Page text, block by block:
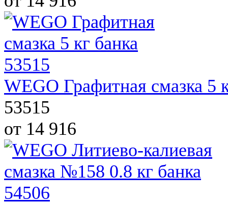
WEGO Графитная смазка 5
53515
от 14 916